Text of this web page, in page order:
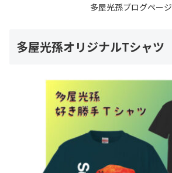
多屋光孫ブログページ
多屋光孫オリジナルTシャツ